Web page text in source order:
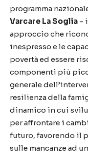
programma
Varcare La Soglia –
approccio che
inespresso e le
povertà ed essere
componenti più
generale
resilienza della
dinamico in cui
per affrontare i
futuro, favorendo il
sulle mancanze ad